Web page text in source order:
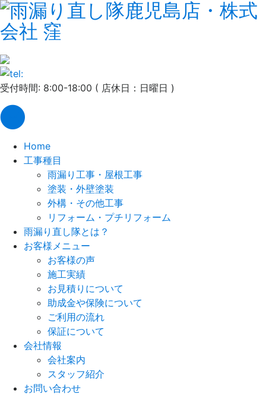
受付時間: 8:00-18:00 ( 店休日：日曜日 )
Home
工事種目
雨漏り工事・屋根工事
塗装・外壁塗装
外構・その他工事
リフォーム・プチリフォーム
雨漏り直し隊とは？
お客様メニュー
お客様の声
施工実績
お見積りについて
助成金や保険について
ご利用の流れ
保証について
会社情報
会社案内
スタッフ紹介
お問い合わせ